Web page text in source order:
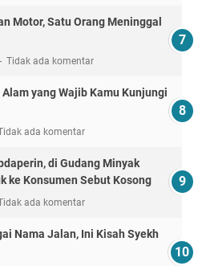
Motor, Satu Orang Meninggal
Tidak ada komentar
yang Wajib Kamu Kunjungi
ada komentar
di Gudang Minyak
ke Konsumen Sebut Kosong
ada komentar
Nama Jalan, Ini Kisah Syekh